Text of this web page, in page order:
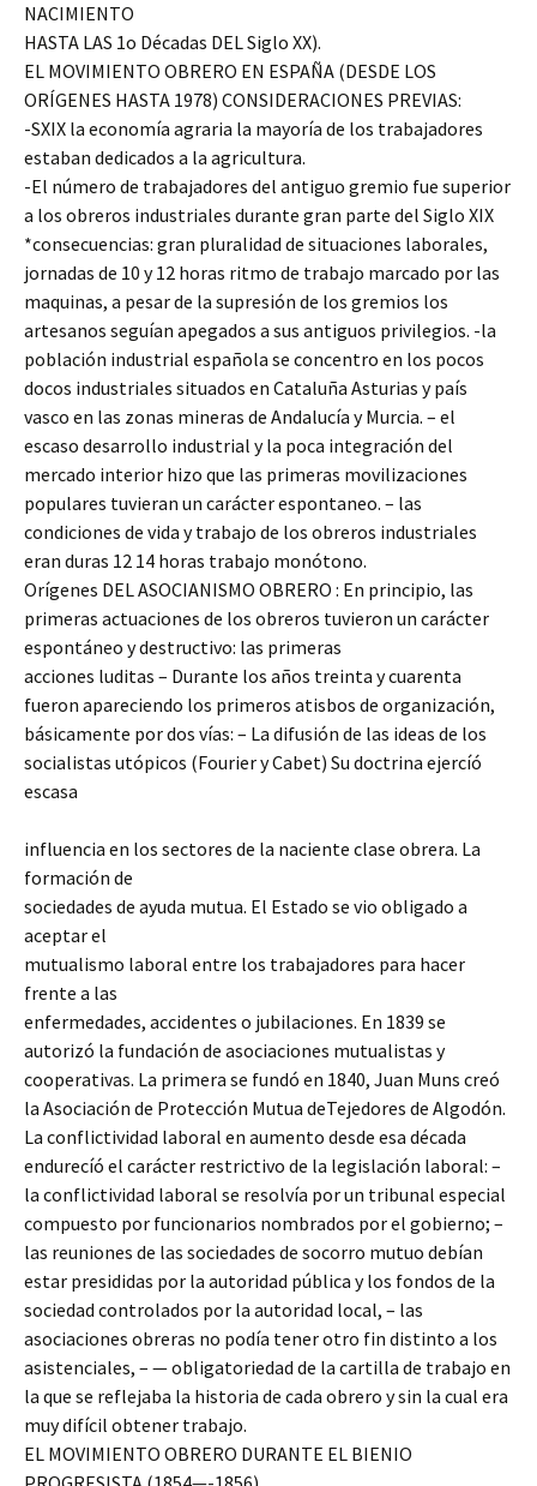
NACIMIENTO
HASTA LAS 1o Décadas DEL Siglo XX).
EL MOVIMIENTO OBRERO EN ESPAÑA (DESDE LOS
ORÍGENES HASTA 1978) CONSIDERACIONES PREVIAS:
-SXIX la economía agraria la mayoría de los trabajadores
estaban dedicados a la agricultura.
-El número de trabajadores del antiguo gremio fue superior
a los obreros industriales durante gran parte del Siglo XIX
*consecuencias: gran pluralidad de situaciones laborales,
jornadas de 10 y 12 horas ritmo de trabajo marcado por las
maquinas, a pesar de la supresión de los gremios los
artesanos seguían apegados a sus antiguos privilegios. -la
población industrial española se concentro en los pocos
docos industriales situados en Cataluña Asturias y país
vasco en las zonas mineras de Andalucía y Murcia. – el
escaso desarrollo industrial y la poca integración del
mercado interior hizo que las primeras movilizaciones
populares tuvieran un carácter espontaneo. – las
condiciones de vida y trabajo de los obreros industriales
eran duras 12 14 horas trabajo monótono.
Orígenes DEL ASOCIANISMO OBRERO : En principio, las
primeras actuaciones de los obreros tuvieron un carácter
espontáneo y destructivo: las primeras
acciones luditas – Durante los años treinta y cuarenta
fueron apareciendo los primeros atisbos de organización,
básicamente por dos vías: – La difusión de las ideas de los
socialistas utópicos (Fourier y Cabet) Su doctrina ejercíó
escasa
influencia en los sectores de la naciente clase obrera. La
formación de
sociedades de ayuda mutua. El Estado se vio obligado a
aceptar el
mutualismo laboral entre los trabajadores para hacer
frente a las
enfermedades, accidentes o jubilaciones. En 1839 se
autorizó la fundación de asociaciones mutualistas y
cooperativas. La primera se fundó en 1840, Juan Muns creó
la Asociación de Protección Mutua deTejedores de Algodón.
La conflictividad laboral en aumento desde esa década
endurecíó el carácter restrictivo de la legislación laboral: –
la conflictividad laboral se resolvía por un tribunal especial
compuesto por funcionarios nombrados por el gobierno; –
las reuniones de las sociedades de socorro mutuo debían
estar presididas por la autoridad pública y los fondos de la
sociedad controlados por la autoridad local, – las
asociaciones obreras no podía tener otro fin distinto a los
asistenciales, – — obligatoriedad de la cartilla de trabajo en
la que se reflejaba la historia de cada obrero y sin la cual era
muy difícil obtener trabajo.
EL MOVIMIENTO OBRERO DURANTE EL BIENIO